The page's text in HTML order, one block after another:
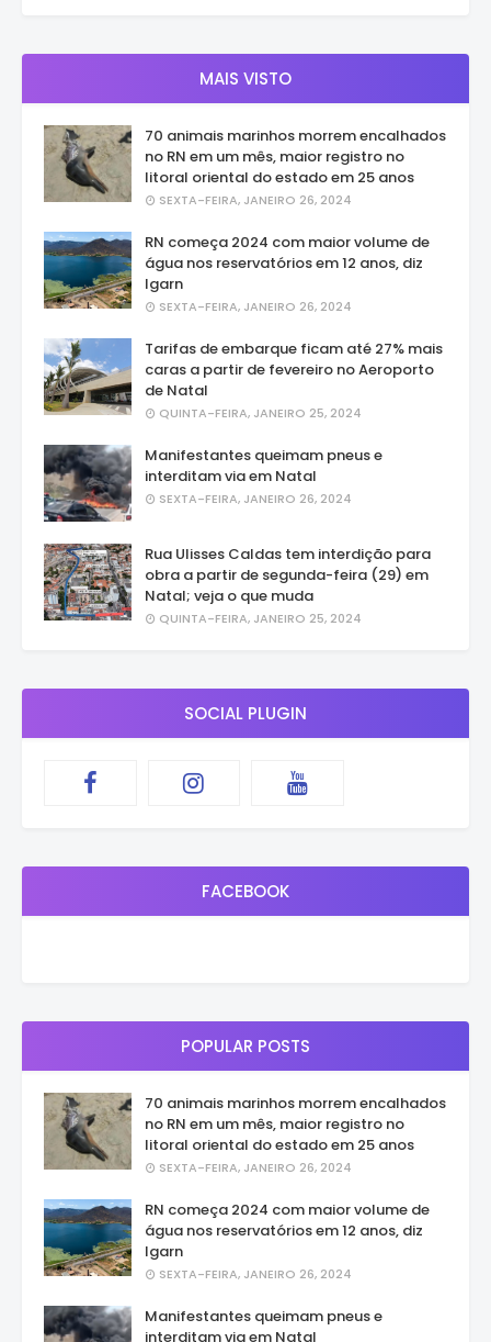
MAIS VISTO
70 animais marinhos morrem encalhados
no RN em um mês, maior registro no
litoral oriental do estado em 25 anos
SEXTA-FEIRA, JANEIRO 26, 2024
RN começa 2024 com maior volume de
água nos reservatórios em 12 anos, diz
Igarn
SEXTA-FEIRA, JANEIRO 26, 2024
Tarifas de embarque ficam até 27% mais
caras a partir de fevereiro no Aeroporto
de Natal
QUINTA-FEIRA, JANEIRO 25, 2024
Manifestantes queimam pneus e
interditam via em Natal
SEXTA-FEIRA, JANEIRO 26, 2024
Rua Ulisses Caldas tem interdição para
obra a partir de segunda-feira (29) em
Natal; veja o que muda
QUINTA-FEIRA, JANEIRO 25, 2024
SOCIAL PLUGIN
FACEBOOK
POPULAR POSTS
70 animais marinhos morrem encalhados
no RN em um mês, maior registro no
litoral oriental do estado em 25 anos
SEXTA-FEIRA, JANEIRO 26, 2024
RN começa 2024 com maior volume de
água nos reservatórios em 12 anos, diz
Igarn
SEXTA-FEIRA, JANEIRO 26, 2024
Manifestantes queimam pneus e
interditam via em Natal